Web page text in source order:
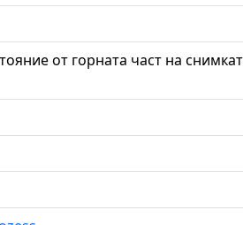
от горната част на